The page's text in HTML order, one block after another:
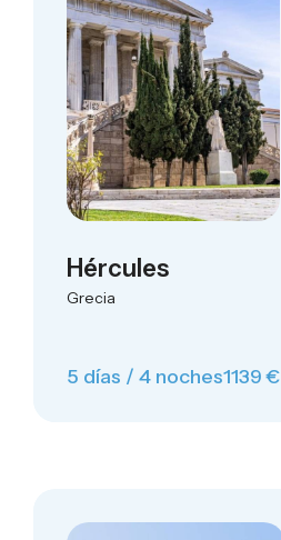
Hércules
Grecia
5 días / 4 noches1139 €